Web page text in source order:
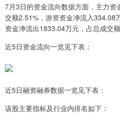
7月3日的资金流向数据方面，主力
交额2.51%，游资资金净流入334.08
资金净流出1833.04万元，占总成交额
近5日资金流向一览见下表：
近5日融资融券数据一览见下表：
该股主要指标及行业内排名如下：